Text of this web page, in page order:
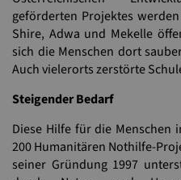
geförderten Projektes
Shire, Adwa und Mekelle
sich die Menschen dort
Auch vielerorts zerstörte
Steigender Bedarf
Diese Hilfe für die Menschen
200 Humanitären Nothilfe-
seiner Gründung 1997